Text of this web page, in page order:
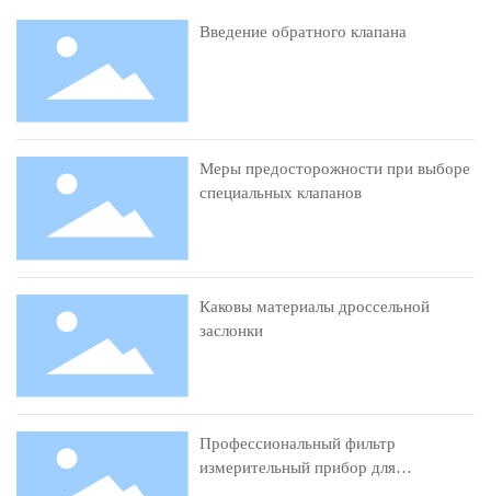
Введение обратного клапана
Меры предосторожности при выборе
специальных клапанов
Каковы материалы дроссельной
заслонки
Профессиональный фильтр
измерительный прибор для